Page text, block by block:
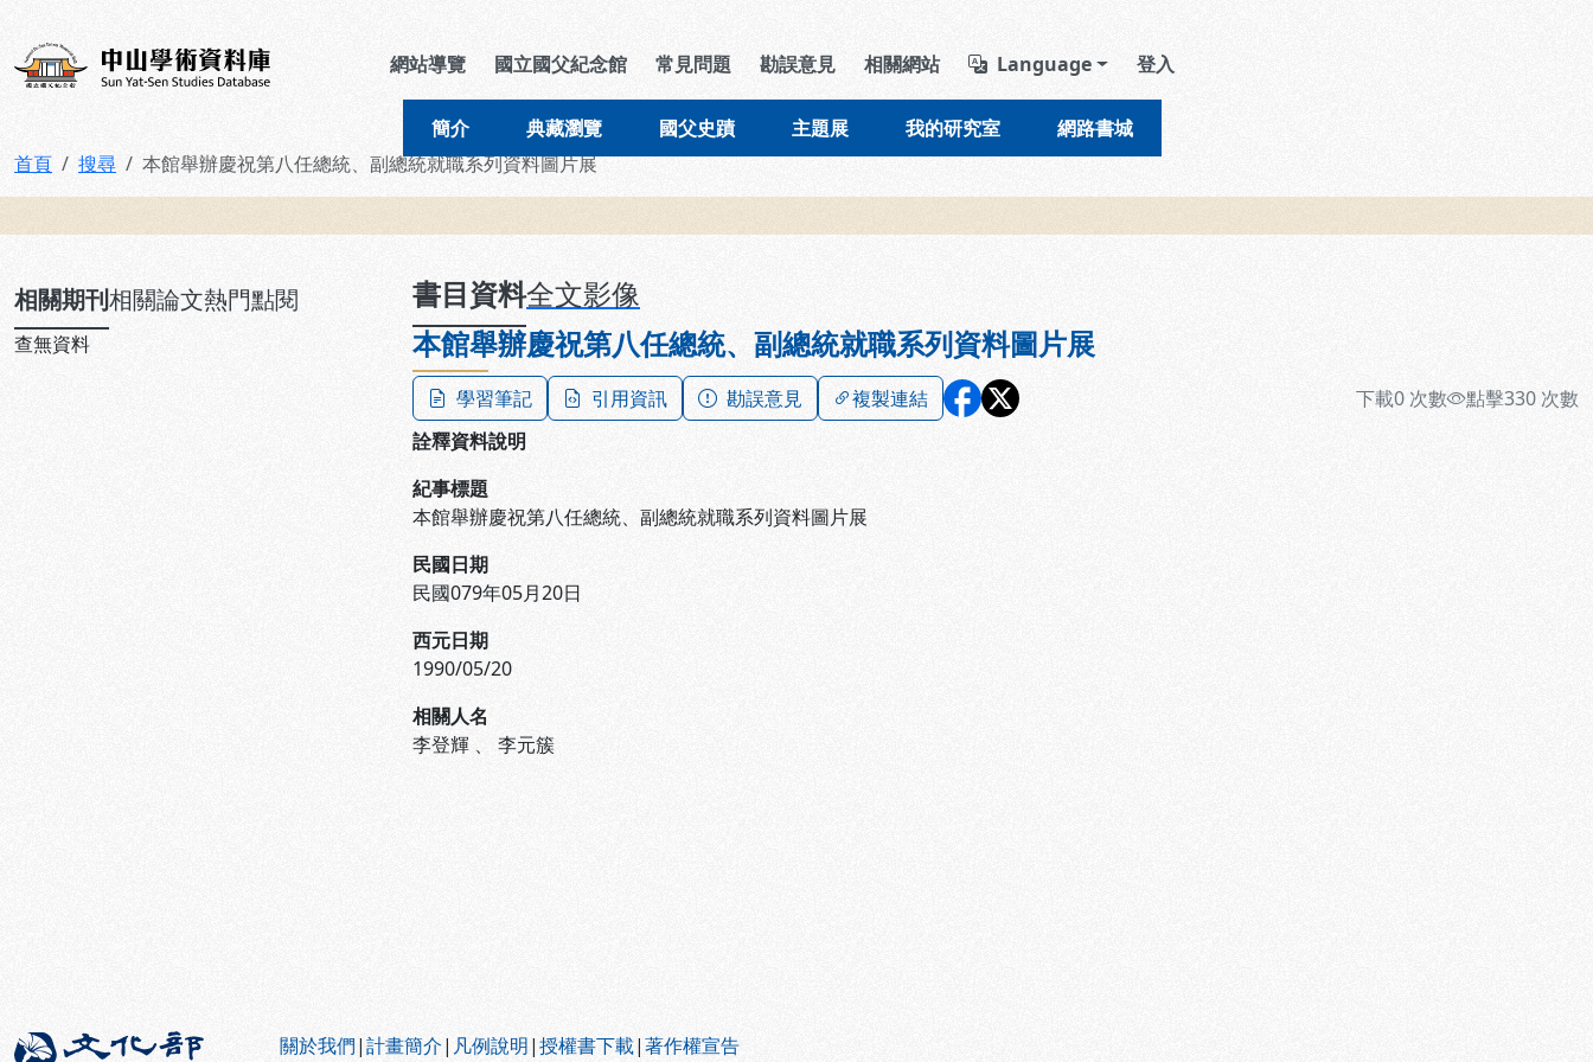
中山學術資料庫 導覽列區塊
網站導覽 國立國父紀念館 常見問題 勘誤意見 相關網站 Language 登入
簡介 典藏瀏覽 國父史蹟 主題展 我的研究室 網路書城
首頁 搜尋 本館舉辦慶祝第八任總統、副總統就職系列資料圖片展
相關期刊相關論文熱門點閱
查無資料
書目資料全文影像
本館舉辦慶祝第八任總統、副總統就職系列資料圖片展
學習筆記 引用資訊 勘誤意見 複製連結 下載0 次數 點擊330 次數
詮釋資料說明
紀事標題
本館舉辦慶祝第八任總統、副總統就職系列資料圖片展
民國日期
民國079年05月20日
西元日期
1990/05/20
相關人名
李登輝 、 李元簇
關於我們|計畫簡介| 凡例說明|授權書下載|著作權宣告